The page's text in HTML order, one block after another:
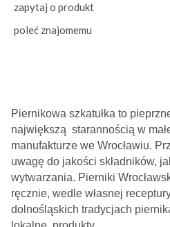
zapytaj o produkt
poleć znajomemu
Piernikowa szkatułka to
największą starannością w
manufakturze we Wrocławiu.
uwagę do jakości składników,
wytwarzania. Pierniki
ręcznie, wedle własnej
dolnośląskich tradycjach